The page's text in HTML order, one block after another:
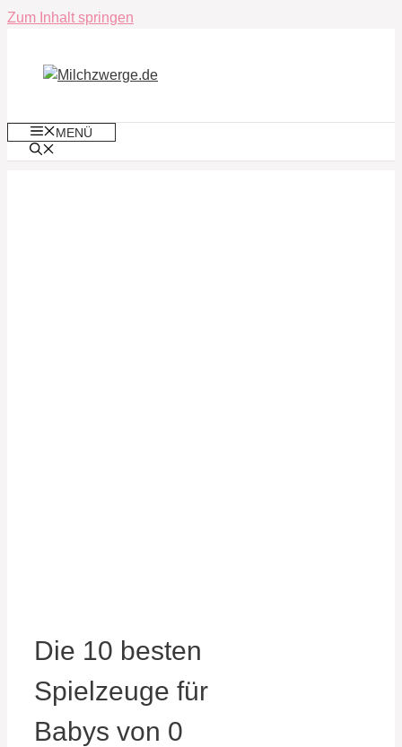
Zum Inhalt springen
MENÜ
Die 10 besten
Spielzeuge für
Babys von 0